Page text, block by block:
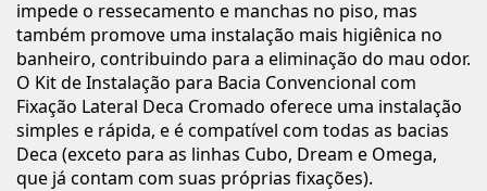
impede o ressecamento e manchas no piso, mas
também promove uma instalação mais higiênica no
banheiro, contribuindo para a eliminação do mau odor.
O Kit de Instalação para Bacia Convencional com
Fixação Lateral Deca Cromado oferece uma instalação
simples e rápida, e é compatível com todas as bacias
Deca (exceto para as linhas Cubo, Dream e Omega,
que já contam com suas próprias fixações).